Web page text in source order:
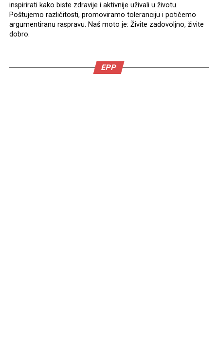
inspirirati kako biste zdravije i aktivnije uživali u životu.
Poštujemo različitosti, promoviramo toleranciju i potičemo
argumentiranu raspravu. Naš moto je: Živite zadovoljno, živite
dobro.
EPP